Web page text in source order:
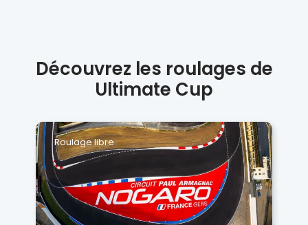
Découvrez les roulages de
Ultimate Cup
Roulage libre